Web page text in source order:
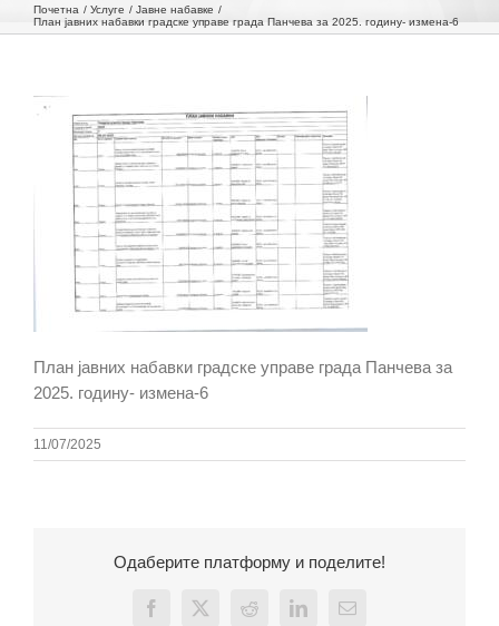
Почетна Услуге
Јавне набавке
План јавних набавки градске управе града Панчева за 2025. годину- измена-6
План јавних набавки градске управе града Панчева за
2025. годину- измена-6
11/07/2025
Одаберите платформу и поделите!
Facebook
X Reddit LinkedInEmail